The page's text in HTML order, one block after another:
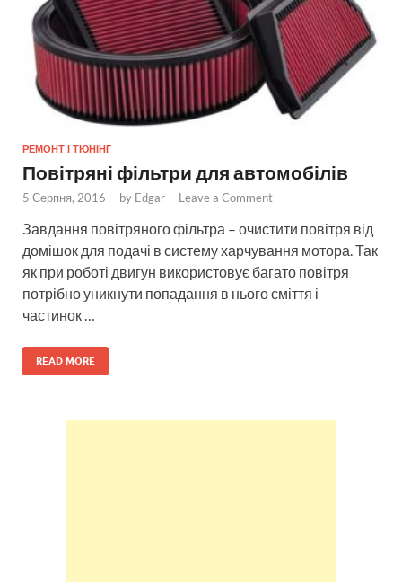
РЕМОНТ І ТЮНІНГ
Повітряні фільтри для автомобілів
5 Серпня, 2016 - by Edgar - Leave a Comment
Завдання повітряного фільтра – очистити повітря від
домішок для подачі в систему харчування мотора. Так
як при роботі двигун використовує багато повітря
потрібно уникнути попадання в нього сміття і
частинок …
READ MORE